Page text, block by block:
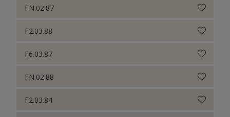
FN.02.87
F2.03.88
F6.03.87
FN.02.88
F2.03.84